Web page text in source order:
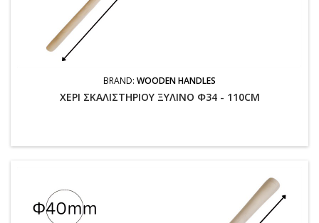
BRAND: WOODEN HANDLES
ΧΕΡΙ ΣΚΑΛΙΣΤΗΡΙΟΥ ΞΥΛΙΝΟ Φ34 - 110CM